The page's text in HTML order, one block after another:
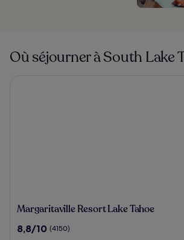
Où séjourner à South Lake
Margaritaville
Lake
Margaritaville Resort Lake Tahoe
8.8
8,8/10 (4150)